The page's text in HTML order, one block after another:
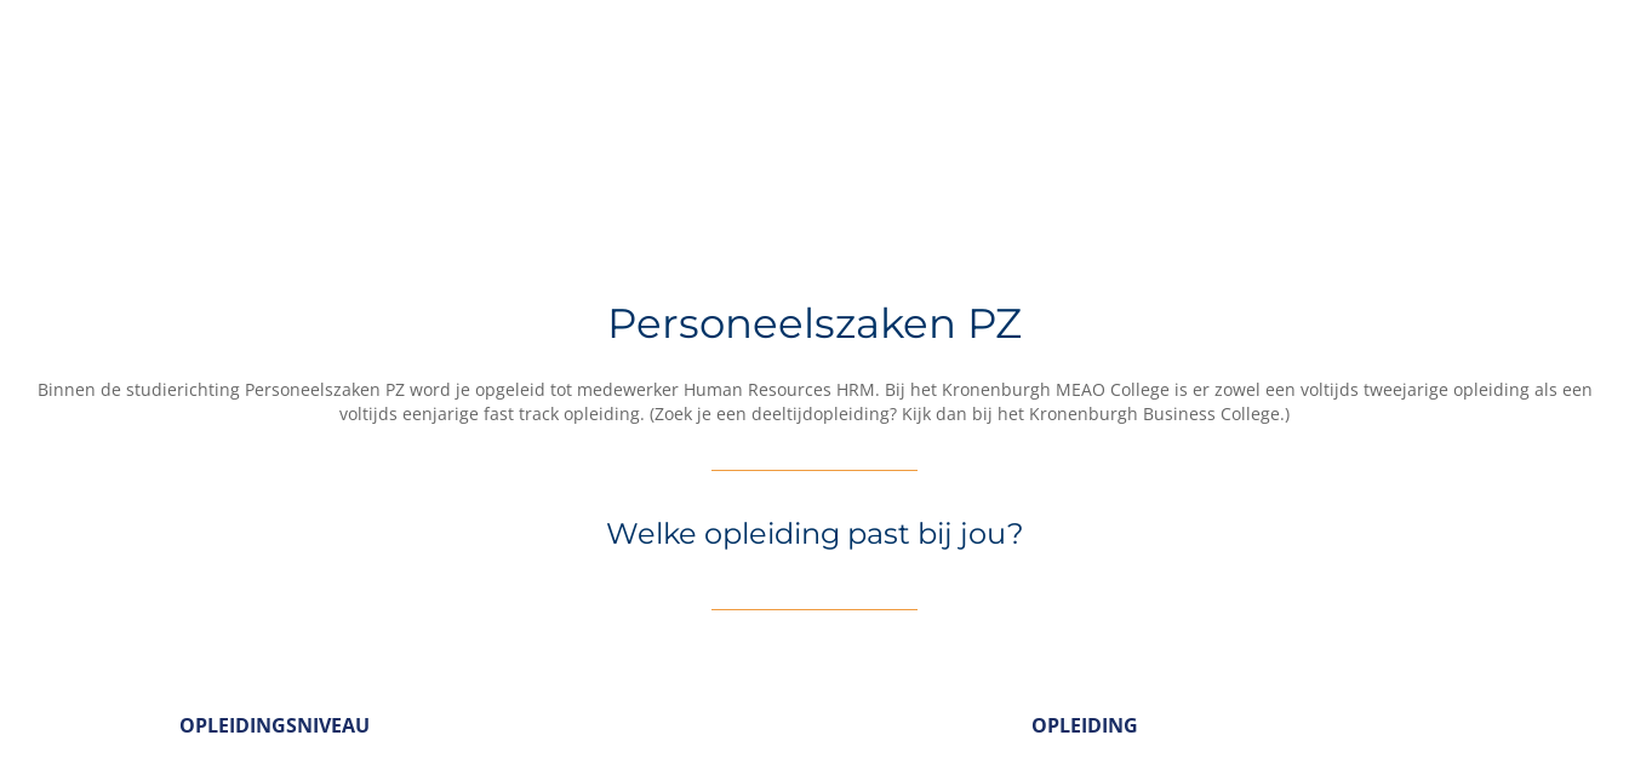
Personeelszaken PZ
Binnen de studierichting Personeelszaken PZ word je opgeleid tot medewerker Human Resources HRM. Bij het Kronenburgh MEAO College is er zowel een voltijds tweejarige opleiding als een
voltijds eenjarige fast track opleiding. (Zoek je een deeltijdopleiding? Kijk dan bij het Kronenburgh Business College.)
Welke opleiding past bij jou?
OPLEIDINGSNIVEAU OPLEIDING